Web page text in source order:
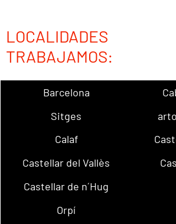
LOCALIDADES
TRABAJAMOS:
Barcelona
Sitges
Calaf
Castellar del Vallès
Castellar de n´Hug
Orpí